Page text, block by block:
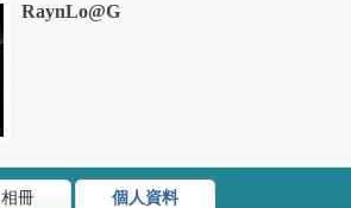
RaynLo@G
相冊 個人資料